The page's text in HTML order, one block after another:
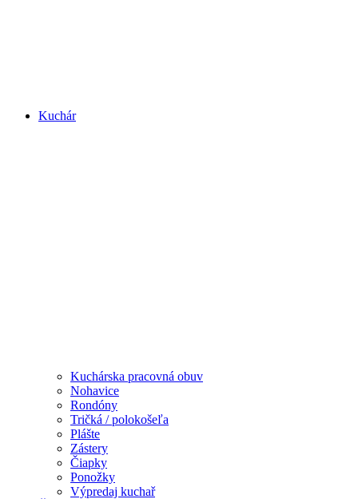
Kuchár
Kuchárska pracovná obuv
Nohavice
Rondóny
Tričká / polokošeľa
Plášte
Zástery
Čiapky
Ponožky
Výpredaj kuchař